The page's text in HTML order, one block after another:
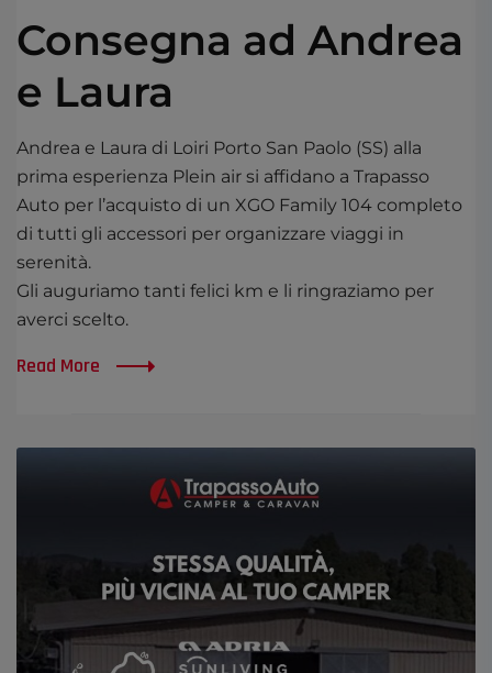
Consegna ad Andrea
e Laura
Andrea e Laura di Loiri Porto San Paolo (SS) alla
prima esperienza Plein air si affidano a Trapasso
Auto per l’acquisto di un XGO Family 104 completo
di tutti gli accessori per organizzare viaggi in
serenità.
Gli auguriamo tanti felici km e li ringraziamo per
averci scelto.
Read More